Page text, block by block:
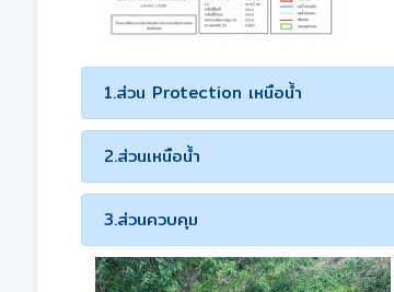
1.ส่วน Protection เหนือน้ำ
2.ส่วนเหนือน้ำ
3.ส่วนควบคุม